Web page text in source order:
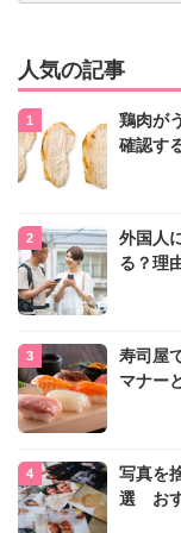
人気の記事
鶏肉が
確認す
外国人
る？理
寿司屋
マナー
写真を
選 おす